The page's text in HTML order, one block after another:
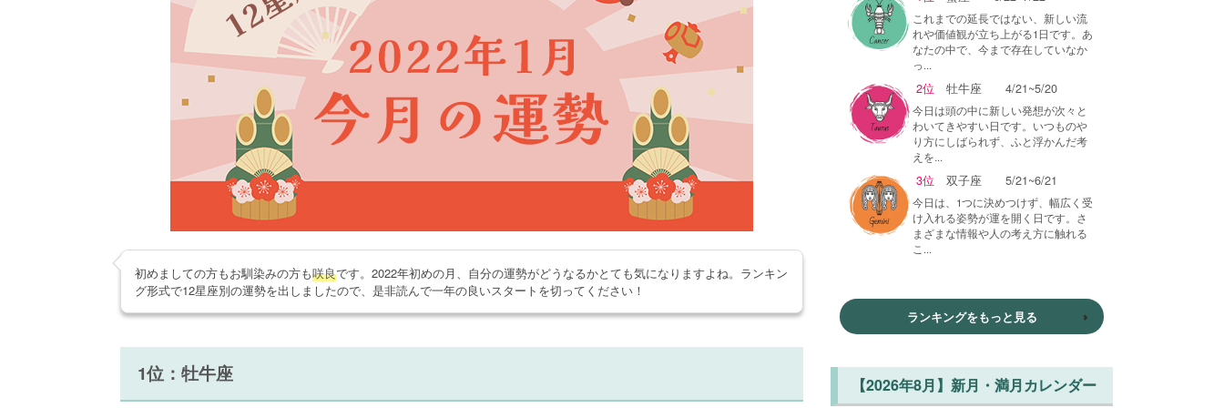
初めましての方もお馴染みの方も咲良です。2022年初めの月、自分の運勢がどうなるかとても気になりますよね。ランキン
グ形式で12星座別の運勢を出しましたので、是非読んで一年の良いスタートを切ってください！
1位：牡牛座
これまでの延長ではない、新しい流
れや価値観が立ち上がる1日です。あ
なたの中で、今まで存在していなか
っ...
2位 牡牛座 4/21~5/20
今日は頭の中に新しい発想が次々と
わいてきやすい日です。いつものや
り方にしばられず、ふと浮かんだ考
えを...
3位 双子座 5/21~6/21
今日は、1つに決めつけず、幅広く受
け入れる姿勢が運を開く日です。さ
まざまな情報や人の考え方に触れる
こ...
ランキングをもっと見る
【2026年8月】新月・満月カレンダー